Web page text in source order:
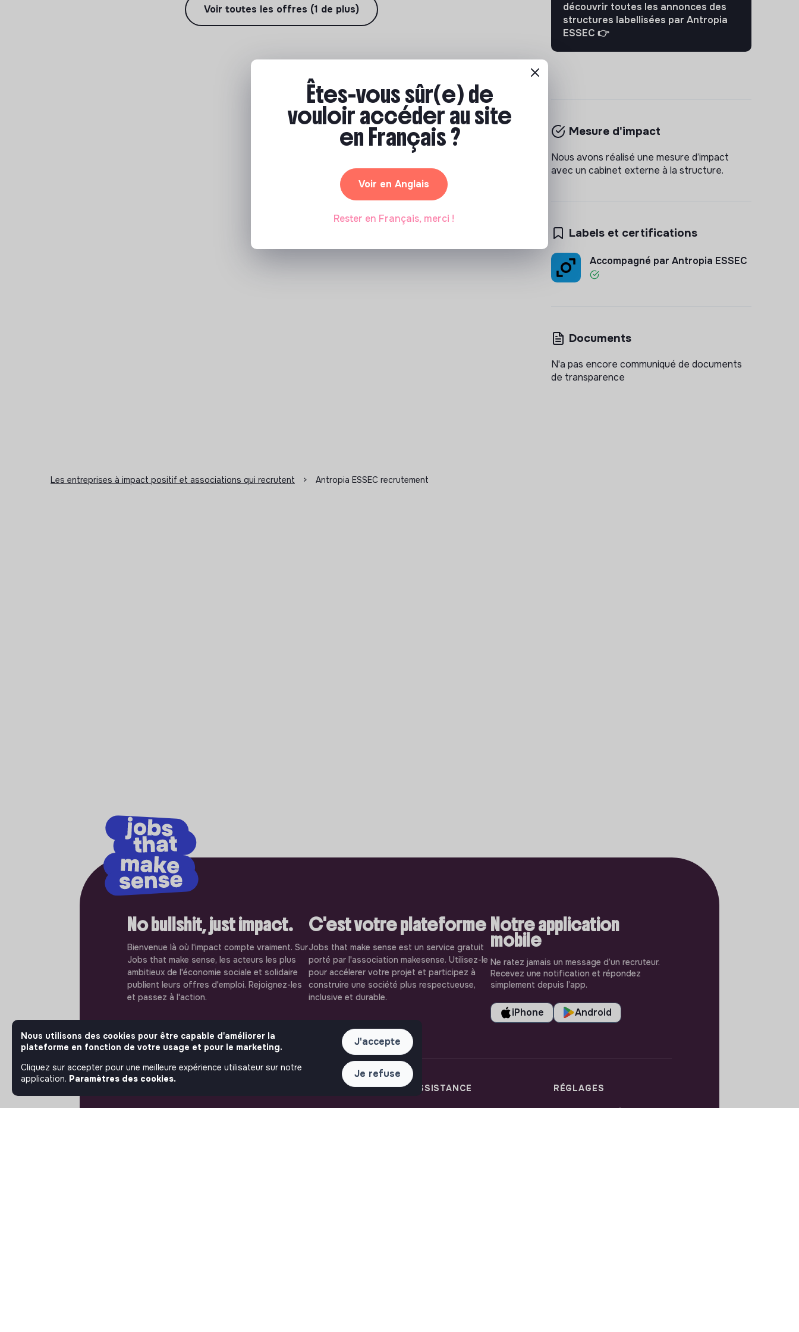
Voir toutes les offres (1 de plus)
découvrir toutes les annonces des
structures labellisées par Antropia
ESSEC 👉
Mesure d'impact
Nous avons réalisé une mesure d’impact
avec un cabinet externe à la structure.
Labels et certifications
Accompagné par Antropia ESSEC
Documents
N'a pas encore communiqué de documents
de transparence
Les entreprises à impact positif et associations qui recrutent > Antropia ESSEC recrutement
No bullshit, just impact.
Bienvenue là où l'impact compte vraiment. Sur
Jobs that make sense, les acteurs les plus
ambitieux de l'économie sociale et solidaire
publient leurs offres d'emploi. Rejoignez-les
et passez à l'action.
C'est votre plateforme
Jobs that make sense est un service gratuit
porté par l'association makesense. Utilisez-le
pour accélerer votre projet et participez à
construire une société plus respectueuse,
inclusive et durable.
Notre application
mobile
Ne ratez jamais un message d’un recruteur.
Recevez une notification et répondez
simplement depuis l’app.
iPhone Android
La plateforme
Toutes les annonces
ASSISTANCE
Nous contacter
RÉGLAGES
Langues ou régions
Êtes-vous sûr(e) de
vouloir accéder au site
en Français ?
Voir en Anglais
Rester en Français, merci !
Nous utilisons des cookies pour être capable d'améliorer la
plateforme en fonction de votre usage et pour le marketing.
Cliquez sur accepter pour une meilleure expérience utilisateur sur notre
application. Paramètres des cookies.
J'accepte
Je refuse